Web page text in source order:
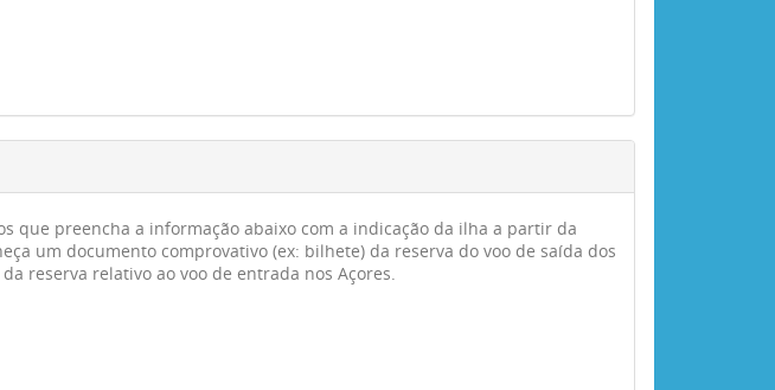
que preencha a informação abaixo com a indicação da ilha a partir da
um documento comprovativo (ex: bilhete) da reserva do voo de saída dos
reserva relativo ao voo de entrada nos Açores.